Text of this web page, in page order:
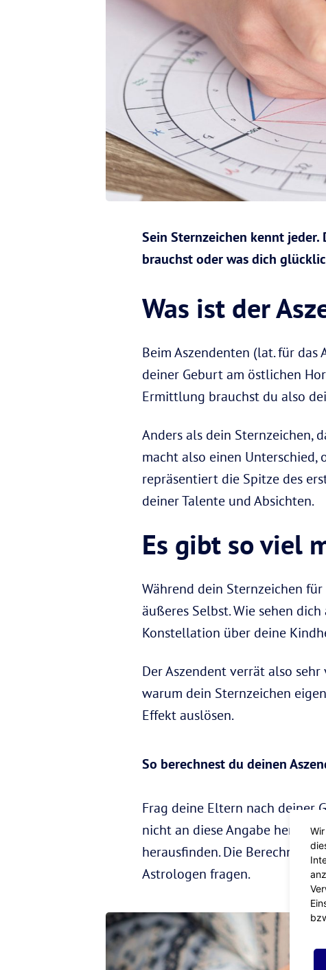
Sein Sternzeichen kennt
brauchst oder was dich
Was ist der
Beim Aszendenten (lat. für
deiner Geburt am östlichen
Ermittlung brauchst du also
Anders als dein Sternzeichen,
macht also einen Unterschied,
repräsentiert die Spitze des
deiner Talente und Absichten.
Es gibt so viel
Während dein Sternzeichen
äußeres Selbst. Wie sehen
Konstellation über deine
Der Aszendent verrät also
warum dein Sternzeichen
Effekt auslösen.
So berechnest du deinen
Frag deine Eltern nach deiner
nicht an diese Angabe heran?
herausfinden. Die Berechnung
Astrologen fragen.